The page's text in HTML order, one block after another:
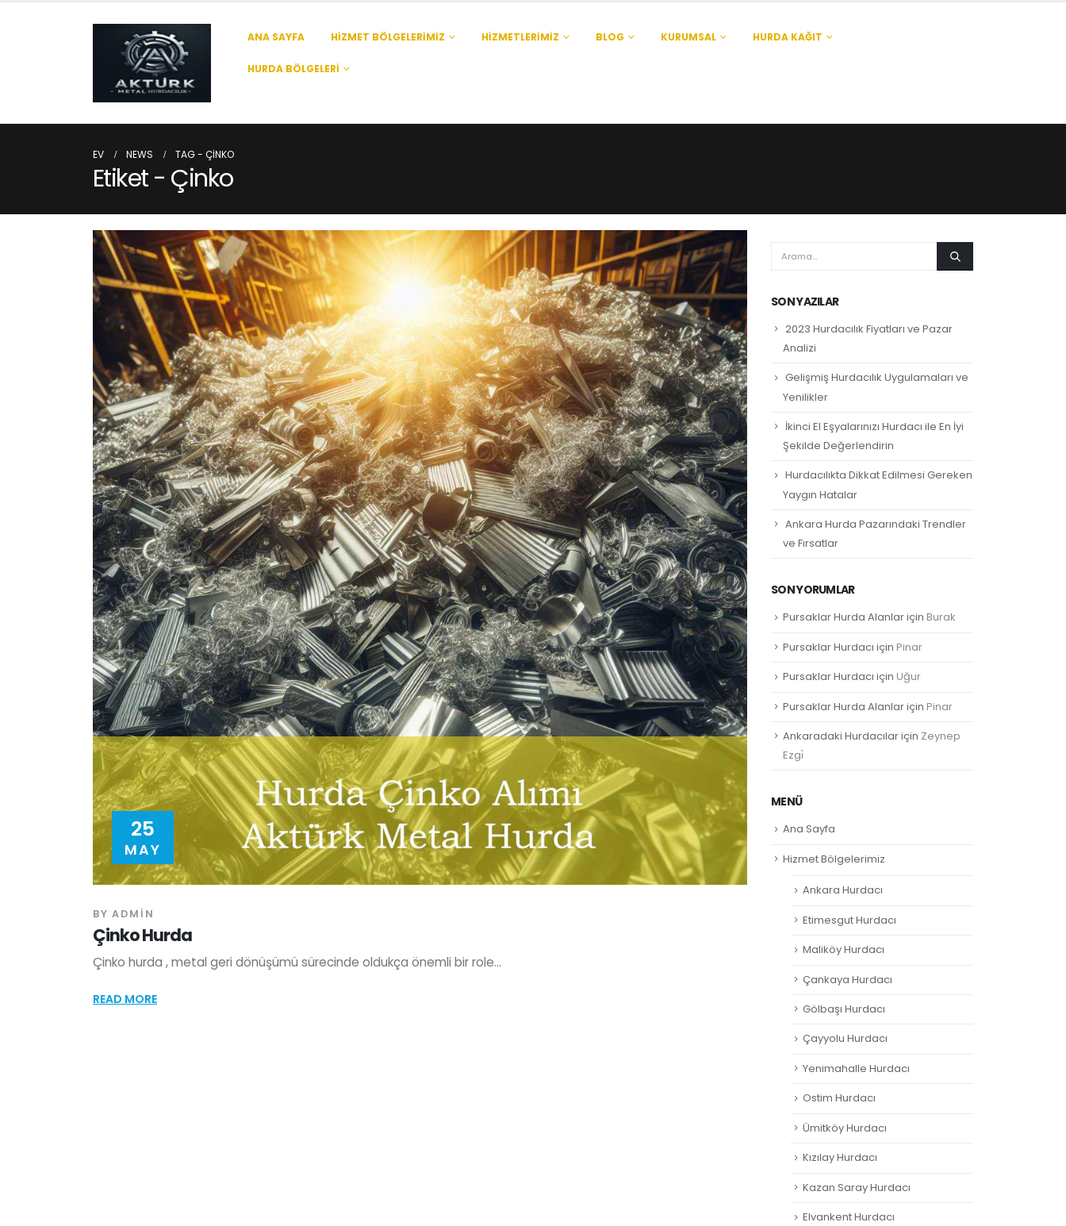
ANA SAYFA HIZMET BÖLGELERIMIZ HIZMETLERIMIZ BLOG KURUMSAL HURDA KAĞIT
HURDA BÖLGELERI
EV NEWS TAG - ÇINKO
Etiket - Çinko
25
MAY
BY ADMIN
Çinko Hurda
Çinko hurda , metal geri dönüşümü sürecinde oldukça önemli bir role...
READ MORE
SON YAZILAR
2023 Hurdacılık Fiyatları ve Pazar
Analizi
Gelişmiş Hurdacılık Uygulamaları ve
Yenilikler
İkinci El Eşyalarınızı Hurdacı ile En İyi
Şekilde Değerlendirin
Hurdacılıkta Dikkat Edilmesi Gereken
Yaygın Hatalar
Ankara Hurda Pazarındaki Trendler
ve Fırsatlar
SON YORUMLAR
Pursaklar Hurda Alanlariçin Burak
Pursaklar Hurdacı için Pinar
Pursaklar Hurdacı için Uğur
Pursaklar Hurda Alanlariçin Pinar
Ankaradaki Hurdacılariçin Zeynep
Ezgi̇
MENÜ
Ana Sayfa
Hizmet Bölgelerimiz
Ankara Hurdacı
Etimesgut Hurdacı
Maliköy Hurdacı
Çankaya Hurdacı
Gölbaşı Hurdacı
Çayyolu Hurdacı
Yenimahalle Hurdacı
Ostim Hurdacı
Ümitköy Hurdacı
Kızılay Hurdacı
Kazan Saray Hurdacı
Elvankent Hurdacı